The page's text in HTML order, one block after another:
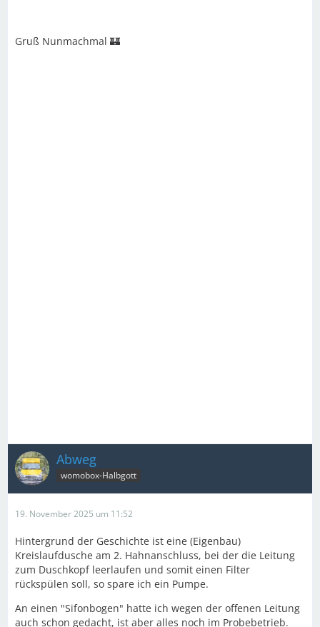
Gruß Nunmachmal 🏰
Abweg
womobox-Halbgott
19. November 2025 um 11:52
Hintergrund der Geschichte ist eine (Eigenbau)
Kreislaufdusche am 2. Hahnanschluss, bei der die Leitung
zum Duschkopf leerlaufen und somit einen Filter
rückspülen soll, so spare ich ein Pumpe.
An einen "Sifonbogen" hatte ich wegen der offenen Leitung
auch schon gedacht, ist aber alles noch im Probebetrieb.